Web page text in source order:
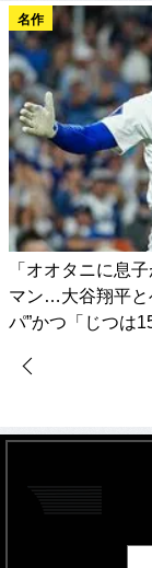
名作
「オオタニに息
マン…大谷翔平と
パ”かつ「じつは